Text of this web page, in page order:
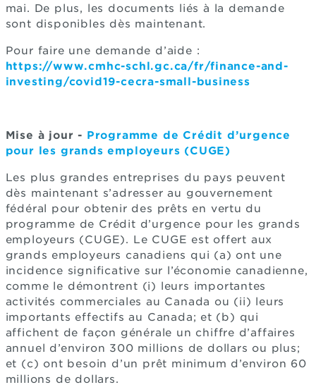
mai. De plus, les documents liés à la demande
sont disponibles dès maintenant.
Pour faire une demande d’aide :
https://www.cmhc-schl.gc.ca/fr/finance-and-
investing/covid19-cecra-small-business
Mise à jour - Programme de Crédit d’urgence
pour les grands employeurs (CUGE)
Les plus grandes entreprises du pays peuvent
dès maintenant s’adresser au gouvernement
fédéral pour obtenir des prêts en vertu du
programme de Crédit d’urgence pour les grands
employeurs (CUGE). Le CUGE est offert aux
grands employeurs canadiens qui (a) ont une
incidence significative sur l’économie canadienne,
comme le démontrent (i) leurs importantes
activités commerciales au Canada ou (ii) leurs
importants effectifs au Canada; et (b) qui
affichent de façon générale un chiffre d’affaires
annuel d’environ 300 millions de dollars ou plus;
et (c) ont besoin d’un prêt minimum d’environ 60
millions de dollars.